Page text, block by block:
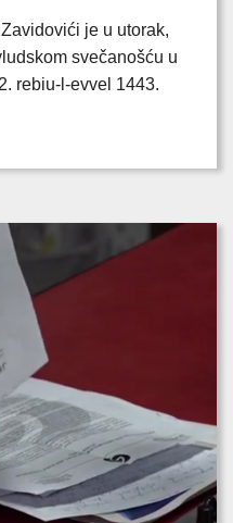
je u utorak,
svečanošću u
rebiu-l-evvel 1443.